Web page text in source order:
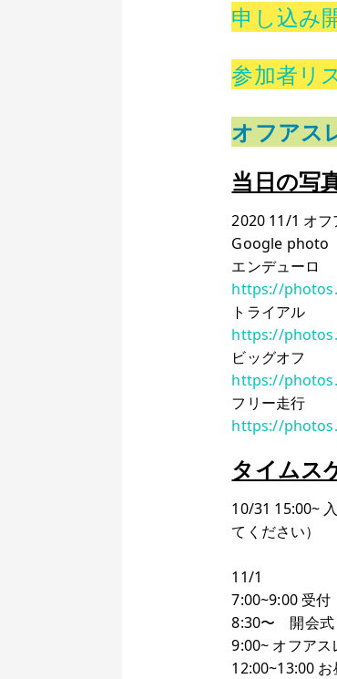
申し込み
参加者リ
オフアス
当日の写
2020 11/1 オフ
Google photo
エンデューロ
https://
トライアル
https://
ビッグオフ
https://
フリー走行
https://
タイムス
10/31 15:00~
てください）
11/1
7:00~9:00 受付
8:30〜 開会式
9:00~ オフアス
12:00~13:00 お